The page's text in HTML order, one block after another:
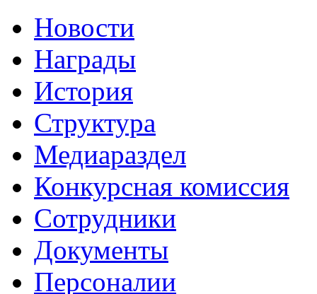
Новости
Награды
История
Структура
Медиараздел
Конкурсная комиссия
Сотрудники
Документы
Персоналии